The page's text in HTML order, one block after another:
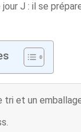
J : il se
tri et un